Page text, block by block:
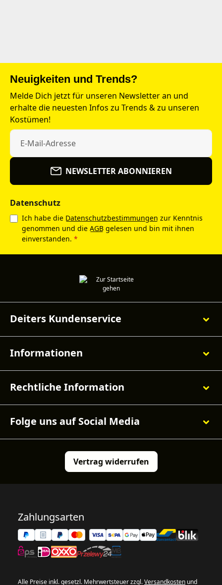
Neuigkeiten und Trends?
Melde Dich jetzt für unseren Newsletter an und
erhalte die neuesten Infos zu Trends & zu unseren
Kostümen!
NEWSLETTER ABONNIEREN
Datenschutz
Ich habe die Datenschutzbestimmungen zur Kenntnis
genommen und die AGB gelesen und bin mit ihnen
einverstanden. *
Deiters Kundenservice
Informationen
Rechtliche Information
Folge uns auf Social Media
Vertrag widerrufen
Zahlungsarten
Alle Preise inkl. gesetzl. Mehrwertsteuer zzgl.Versandkosten und